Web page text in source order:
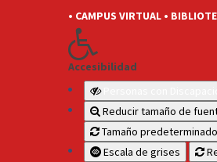
• CAMPUS VIRTUAL •
Accesibilidad
Reducir tamaño de
Tamaño predeterminado
Escala de grises